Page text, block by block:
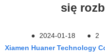
się
● 2024-01-18 ● 2
Xiamen Huaner Technology